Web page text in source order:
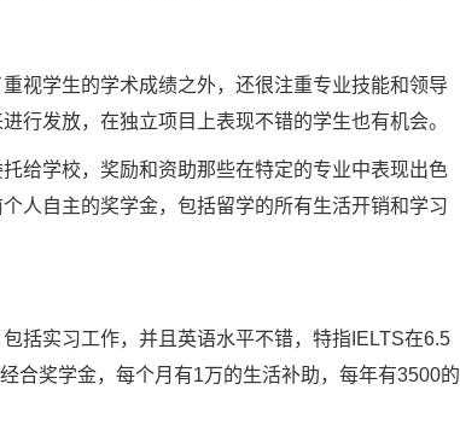
学生的学术成绩之外，还很注重专业技能和领导
行发放，在独立项目上表现不错的学生也有机会。
学校，奖励和资助那些在特定的专业中表现出色
人自主的奖学金，包括留学的所有生活开销和学习
实习工作，并且英语水平不错，特指IELTS在6.5
合奖学金，每个月有1万的生活补助，每年有3500的